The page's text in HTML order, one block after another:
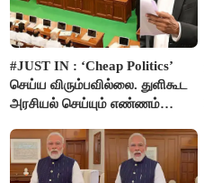
#JUST IN : ‘Cheap Politics’
செய்ய விரும்பவில்லை. துளிகூட
அரசியல் செய்யும் எண்ணம்
விஜய் பதில்!